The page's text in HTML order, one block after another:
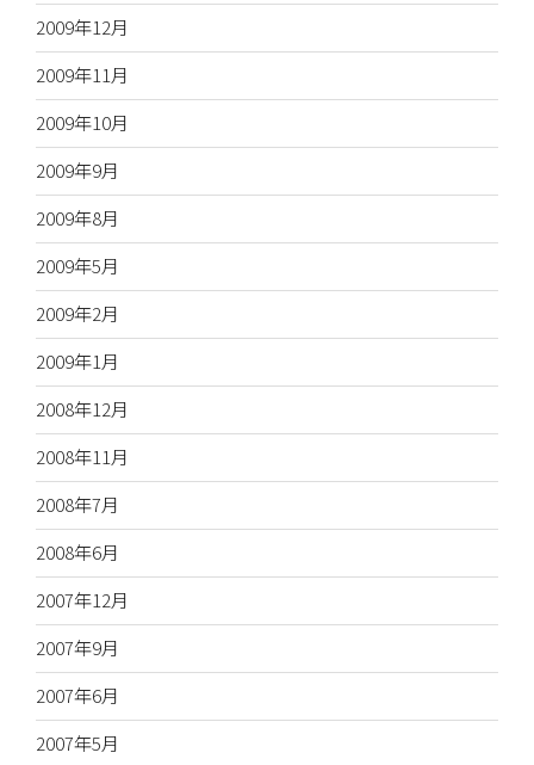
2009年12月
2009年11月
2009年10月
2009年9月
2009年8月
2009年5月
2009年2月
2009年1月
2008年12月
2008年11月
2008年7月
2008年6月
2007年12月
2007年9月
2007年6月
2007年5月